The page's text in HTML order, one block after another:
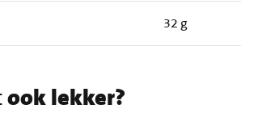
32 g
ook lekker?